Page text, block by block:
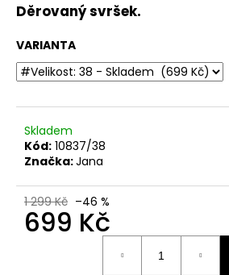
Děrovaný svršek.
VARIANTA
Skladem
Kód: 10837/38
Značka:Jana
1 299 Kč –46 %
699 Kč
r
u
č
u
j
e
m
e
DÁMSKÉ
SANDÁLY
NA
VYŠŠÍM